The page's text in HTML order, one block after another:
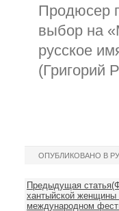
Продюсер
выбор на
русское
(Григорий
ОПУБЛИКОВАНО В
Предыдущая
хантыйской
международном